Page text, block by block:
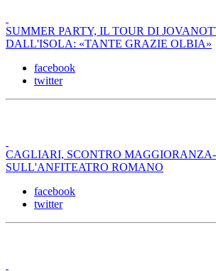
SUMMER PARTY, IL TOUR DI
DALL'ISOLA: «TANTE GRAZIE OLBIA»
facebook
twitter
CAGLIARI, SCONTRO MAGGIORANZA-
SULL'ANFITEATRO ROMANO
facebook
twitter